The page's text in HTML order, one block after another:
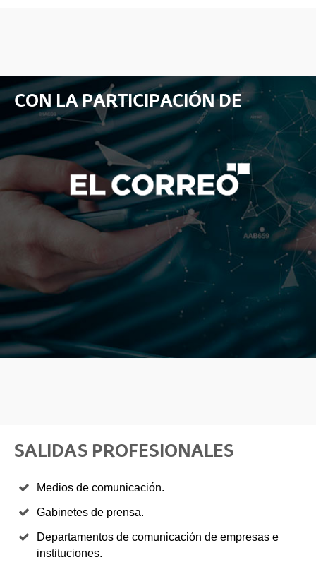
CON LA PARTICIPACIÓN DE
SALIDAS PROFESIONALES
Medios de comunicación.
Gabinetes de prensa.
Departamentos de comunicación de empresas e
instituciones.